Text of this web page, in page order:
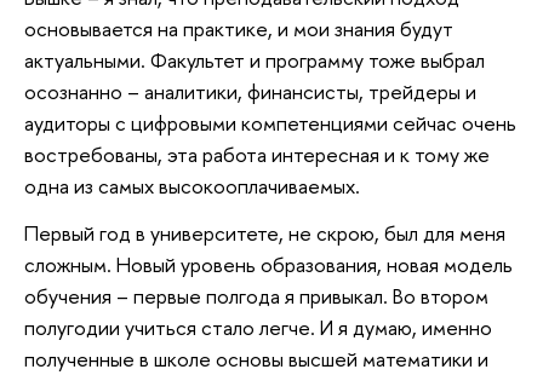
основывается на практике, и мои знания будут
актуальными. Факультет и программу тоже выбрал
осознанно – аналитики, финансисты, трейдеры и
аудиторы с цифровыми компетенциями сейчас очень
востребованы, эта работа интересная и к тому же
одна из самых высокооплачиваемых.
Первый год в университете, не скрою, был для меня
сложным. Новый уровень образования, новая модель
обучения – первые полгода я привыкал. Во втором
полугодии учиться стало легче. И я думаю, именно
полученные в школе основы высшей математики и